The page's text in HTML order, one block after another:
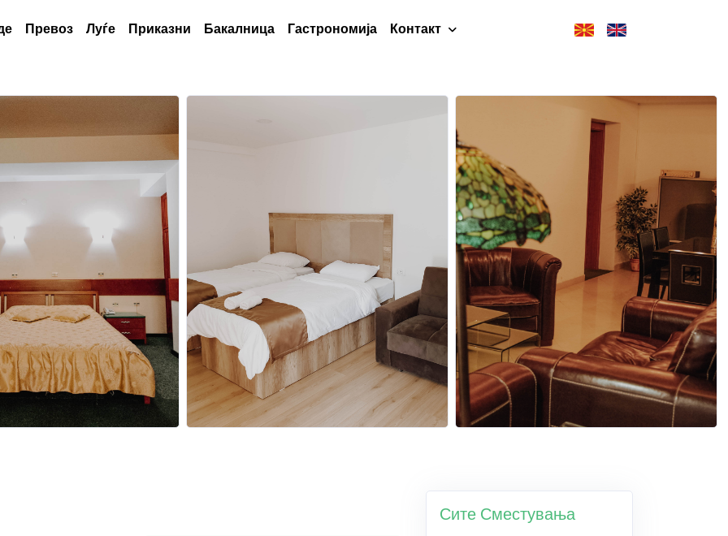
Превоз Луѓе Приказни Бакалница Гастрономија Контакт
Сите Сместувања